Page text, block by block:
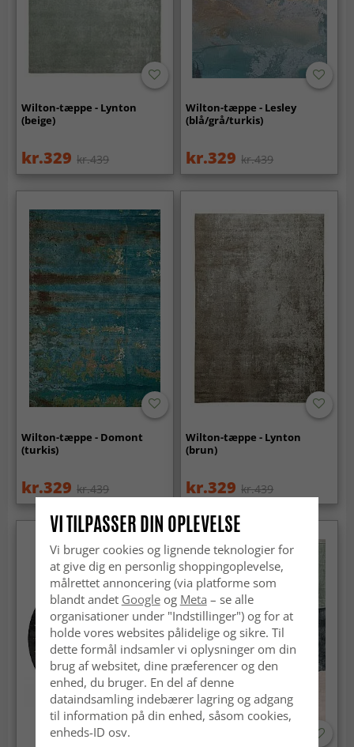
Wilton-tæppe - Lynton
(beige)
kr.329 kr.439
Wilton-tæppe - Lesley
(blå/grå/turkis)
kr.329 kr.439
Wilton-tæppe - Domont
(turkis)
kr.329 kr.439
Wilton-tæppe - Lynton
(brun)
kr.329 kr.439
VI TILPASSER DIN OPLEVELSE
Vi bruger cookies og lignende teknologier for
at give dig en personlig shoppingoplevelse,
målrettet annoncering (via platforme som
blandt andet Googleog Meta – se alle
organisationer under "Indstillinger") og for at
holde vores websites pålidelige og sikre. Til
dette formål indsamler vi oplysninger om din
brug af websitet, dine præferencer og den
enhed, du bruger. En del af denne
dataindsamling indebærer lagring og adgang
til information på din enhed, såsom cookies,
enheds-ID osv.